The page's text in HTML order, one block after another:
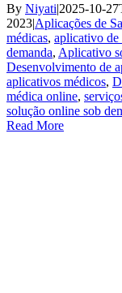
By Niyati|2025-10-
2023|Aplicações de
médicas, aplicativo de
demanda, Aplicativo
Desenvolvimento de
aplicativos médicos,
médica online,
solução online sob
Read More